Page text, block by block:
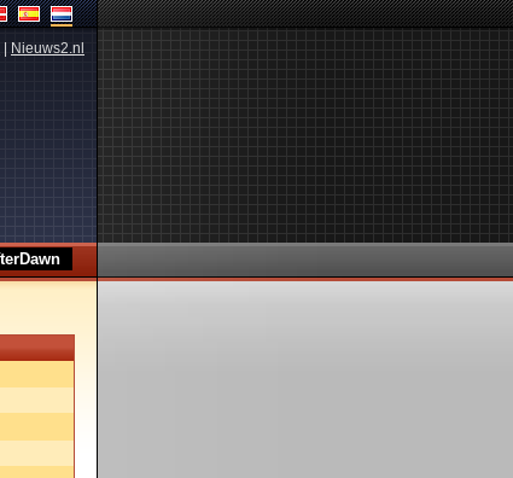
Nieuws2.nl